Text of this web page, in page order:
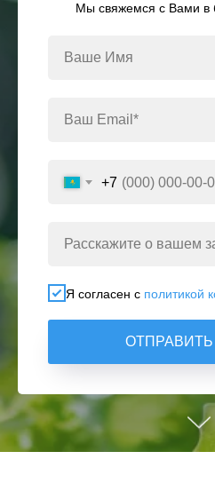
Мы свяжемся с Вами в
+7
Я согласен с политикой
ОТПРАВИТЬ